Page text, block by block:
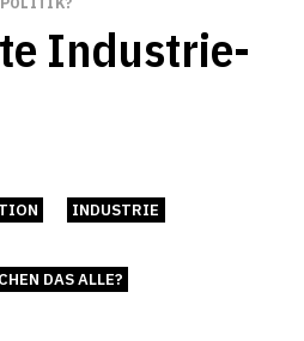
Industrie­
INDUSTRIE
DAS ALLE?